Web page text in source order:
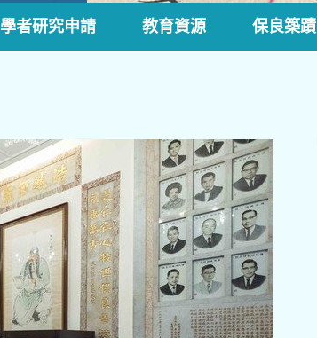
學者研究申請 教育資源 保良築蹟